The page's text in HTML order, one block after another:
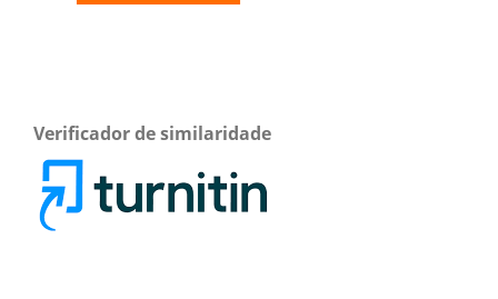
Verificador de similaridade